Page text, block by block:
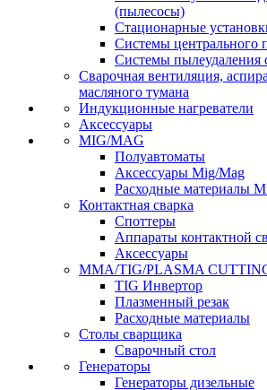
(пылесосы)
Стационарные
Системы центрального
Системы пылеудаления
Сварочная вентиляция,
масляного тумана
Индукционные нагреватели
Аксессуары
MIG/MAG
Полуавтоматы
Аксессуары Mig/Mag
Расходные материалы
Контактная сварка
Споттеры
Аппараты контактной
Аксессуары
MMA/TIG/PLASMA
TIG Инвертор
Плазменный резак
Расходные материалы
Столы сварщика
Сварочный стол
Генераторы
Генераторы дизельные